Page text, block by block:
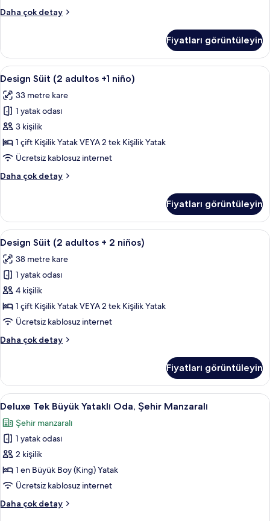
Daha çok detay
Design
hakkında
daha
fazla
detay
Fiyatları görüntüleyin
Design
Süit
(2
adultos
+1
niño)
için
fotoğrafları
Kaliteli yatak takımı, minibar, odada
5
Design Süit (2 adultos +1 niño)
33 metre kare
1 yatak odası
3 kişilik
1 çift Kişilik Yatak VEYA 2 tek Kişilik Yatak
Ücretsiz kablosuz internet
Daha çok detay
Design
+1
niño)
hakkında
fazla
detay
Fiyatları görüntüleyin
Design
Süit
(2
adultos
+
2
niños)
tüm
Kaliteli yatak takımı, minibar, odada
5
Design Süit (2 adultos + 2 niños)
38 metre kare
1 yatak odası
4 kişilik
1 çift Kişilik Yatak VEYA 2 tek Kişilik Yatak
Ücretsiz kablosuz internet
Daha çok detay
Design
+
niños)
daha
fazla
Fiyatları görüntüleyin
Deluxe
Tek
Büyük
Yataklı
Oda,
Şehir
Manzaralı
tüm
Kaliteli yatak takımı, minibar, odada
4
Deluxe Tek Büyük Yataklı Oda, Şehir Manzaralı
Şehir manzaralı
1 yatak odası
2 kişilik
1 en Büyük Boy (King) Yatak
Ücretsiz kablosuz internet
Daha çok detay
Deluxe